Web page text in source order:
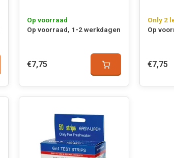
Op voorraad
Op voorraad, 1-2 werkdagen
€7,75
Only 2
Op
€7,75